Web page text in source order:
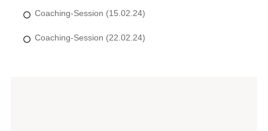
Coaching-Session (15.02.24)
Coaching-Session (22.02.24)